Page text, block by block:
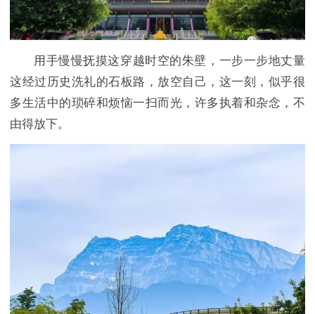
用手慢慢抚摸这穿越时空的朱壁，一步一步地丈量
这经过历史洗礼的石板路，放空自己，这一刻，似乎很
多生活中的琐碎和烦恼一扫而光，许多执着和杂念，不
由得放下。